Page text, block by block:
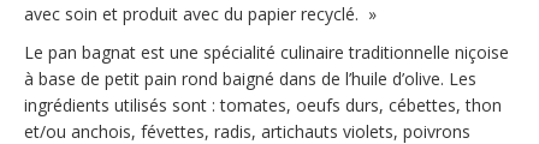
avec soin et produit avec du papier recyclé. »
Le pan bagnat est une spécialité culinaire traditionnelle niçoise
à base de petit pain rond baigné dans de l’huile d’olive. Les
ingrédients utilisés sont : tomates, oeufs durs, cébettes, thon
et/ou anchois, févettes, radis, artichauts violets, poivrons